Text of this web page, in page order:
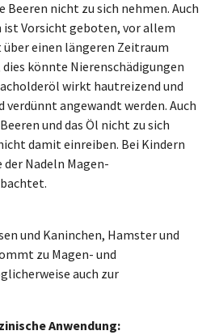
Beeren nicht zu sich nehmen. Auch
ist Vorsicht geboten, vor allem
einen längeren Zeitraum
könnte Nierenschädigungen
wirkt hautreizend und
angewandt werden. Auch
und das Öl nicht zu sich
damit einreiben. Bei Kindern
Nadeln Magen-
und Kaninchen, Hamster und
zu Magen- und
auch zur
Anwendung: